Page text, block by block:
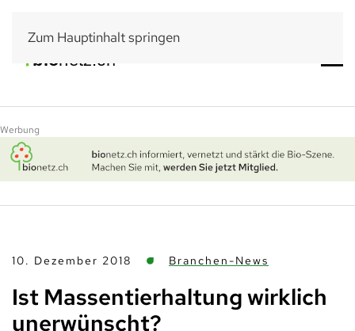
Zum Hauptinhalt springen
Werbung
10. Dezember 2018 Branchen-News
Ist Massentierhaltung wirklich
unerwünscht?